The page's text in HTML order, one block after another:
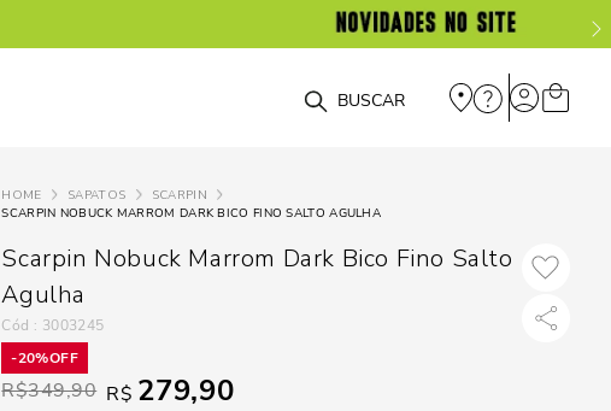
O que você está procurando?
SAPATOS
SCARPIN
SCARPIN NOBUCK MARROM DARK BICO FINO SALTO AGULHA
Scarpin Nobuck Marrom Dark Bico Fino Salto
Agulha
: 3003245
20%
R$349,90 R$ 279,90